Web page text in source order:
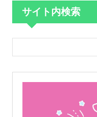
サイト内検索